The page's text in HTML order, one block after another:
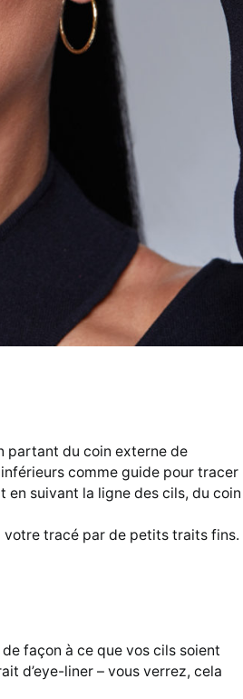
partant du coin externe de
comme guide pour tracer
en suivant la ligne des cils, du coin
tracé par de petits traits fins.
façon à ce que vos cils soient
d’eye-liner – vous verrez, cela